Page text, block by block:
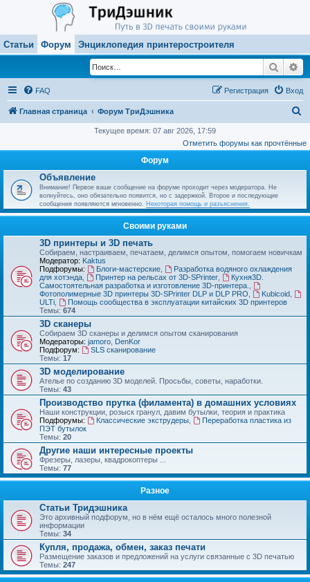
Статьи Форум Энциклопедия принтеростроителя
Поиск
FAQ Вход
Регистрация
Главная страница Форум ТриДэшника
и
Текущее время: 07 авг 2026, 17:59
Отметить форумы как прочтённые
Форум
Объявление
Внимание! Первое ваше сообщение на форуме проходит через модератора. Не
волнуйтесь, оно обязательно появится, но с задержкой. Второе и последующие
сообщения появляются мгновенно. Некоторая помощь и разъяснения.
Своими руками
3D принтеры и 3D печать
Собираем, настраиваем, печатаем, делимся опытом, помогаем новичкам
Модератор: Kaktus
Подфорумы:
Блоги-мастерские,
Разработка водяного охлаждения
для хотэнда
Принтер на рельсах от 3D-SPrinter,
Кухня3D.
Самостоятельная разработка и изготовление 3D-принтера.
Фотополимерные 3D принтеры 3D-SPrinter DLP и DLP PRO
Kubicoid,
ULTi
Помощь сообщества в эксплуатации китайских 3D принтеров
Темы: 674
3D сканеры
Собираем 3D сканеры и делимся опытом сканирования
Модераторы: jamoro DenKor
Подфорум:
SLS сканирование
Темы: 17
3D моделирование
Ателье по созданию 3D моделей. Просьбы, советы, наработки.
Темы: 43
Производство прутка (филамента) в домашних условиях
Наши конструкции, розыск гранул, давим бутылки, теория и практика
Подфорумы:
Классические экструдеры,
Переработка пластика из
ПЭТ бутылок
Темы: 20
Другие наши интересные проекты
Фрезеры, лазеры, квадрокоптеры ...
Темы: 77
Разное
Статьи Тридэшника
Это архивный подфорум, но в нём ещё осталось много полезной
информации
Темы: 34
Купля, продажа, обмен, заказ печати
Размещение заказов и предложений на услуги связанные с 3D печатью
Темы: 247